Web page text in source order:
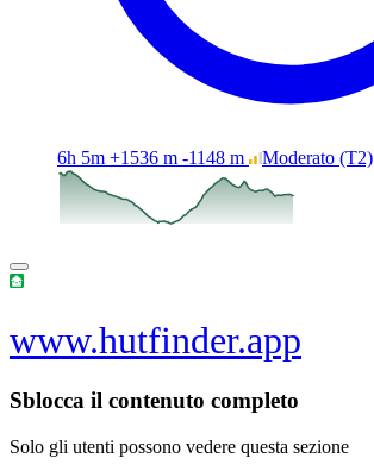
6h 5m +1536 m -1148 m Moderato (T2)
www.hutfinder.app
Sblocca il contenuto completo
Solo gli utenti possono vedere questa sezione